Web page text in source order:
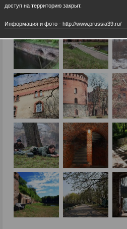
доступ на территорию закрыт.
Информация и фото - http://www.prussia39.ru/